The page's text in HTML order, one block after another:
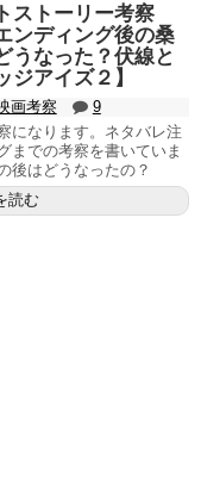
ストーリー考察
ンディング後の桑
うなった？伏線と
アイズ２】
画考察
9
になります。ネタバレ注
までの考察を書いていま
後はどうなったの？
読む